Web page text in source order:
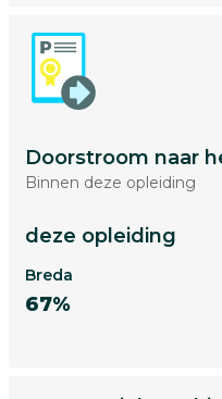
Doorstroom naar
Binnen deze opleiding
deze opleiding
Breda
67%